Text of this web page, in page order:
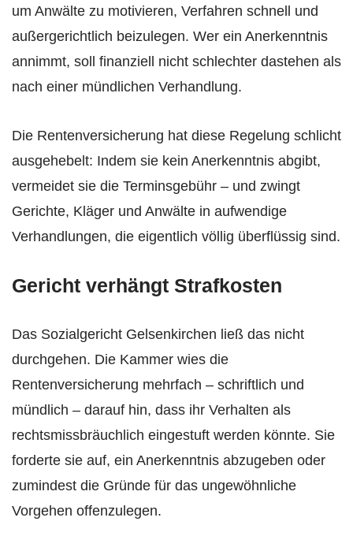
um Anwälte zu motivieren, Verfahren schnell und
außergerichtlich beizulegen. Wer ein Anerkenntnis
annimmt, soll finanziell nicht schlechter dastehen als
nach einer mündlichen Verhandlung.
Die Rentenversicherung hat diese Regelung schlicht
ausgehebelt: Indem sie kein Anerkenntnis abgibt,
vermeidet sie die Terminsgebühr – und zwingt
Gerichte, Kläger und Anwälte in aufwendige
Verhandlungen, die eigentlich völlig überflüssig sind.
Gericht verhängt Strafkosten
Das Sozialgericht Gelsenkirchen ließ das nicht
durchgehen. Die Kammer wies die
Rentenversicherung mehrfach – schriftlich und
mündlich – darauf hin, dass ihr Verhalten als
rechtsmissbräuchlich eingestuft werden könnte. Sie
forderte sie auf, ein Anerkenntnis abzugeben oder
zumindest die Gründe für das ungewöhnliche
Vorgehen offenzulegen.